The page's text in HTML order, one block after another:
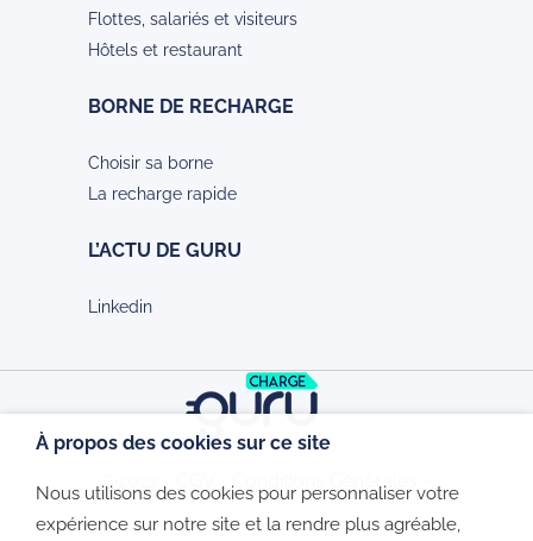
Flottes, salariés et visiteurs
Hôtels et restaurant
BORNE DE RECHARGE
Choisir sa borne
La recharge rapide
L’ACTU DE GURU
Linkedin
©2022 - - Conditions Générales
À propos des cookies sur ce site
Nous utilisons des cookies pour personnaliser votre
expérience sur notre site et la rendre plus agréable,